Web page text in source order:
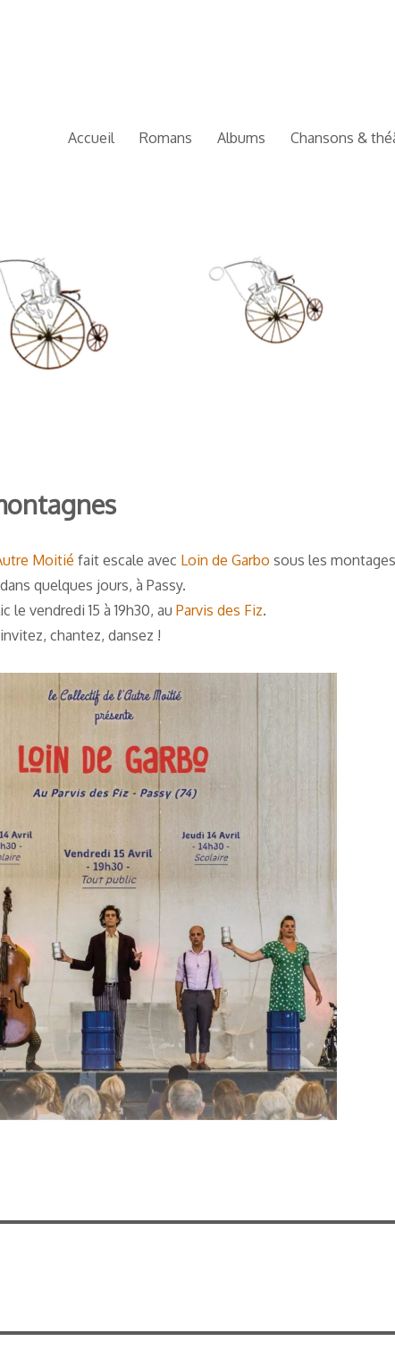
Accueil Romans Albums Chansons &
Moitié fait escale avec Loin de Garbo sous les montages
quelques jours, à Passy.
le vendredi 15 à 19h30, au Parvis des Fiz.
chantez, dansez !